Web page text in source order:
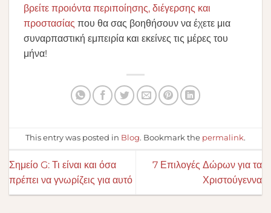
βρείτε προιόντα περιποίησης, διέγερσης και
προστασίας που θα σας βοηθήσουν να έχετε μια
συναρπαστική εμπειρία και εκείνες τις μέρες του
μήνα!
This entry was posted in Blog. Bookmark the permalink.
Σημείο G: Τι είναι και όσα
πρέπει να γνωρίζεις για αυτό
7 Επιλογές Δώρων για τα
Χριστούγεννα